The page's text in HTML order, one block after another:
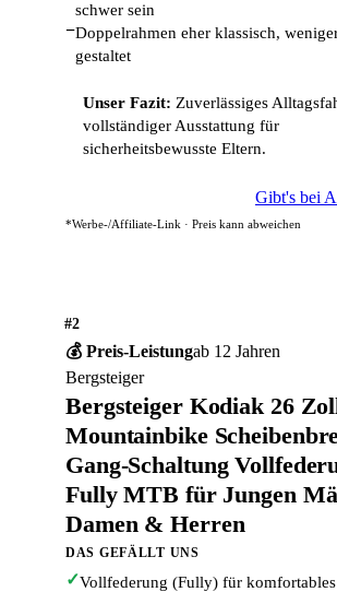
schwer sein
−Doppelrahmen eher klassisch,
gestaltet
Unser Fazit: Zuverlässiges
vollständiger Ausstattung für
sicherheitsbewusste Eltern.
Gibt's bei
*Werbe-/Affiliate-Link · Preis kann abweichen
#2
💰 Preis-Leistungab 12 Jahren
Bergsteiger
Bergsteiger Kodiak 26
Mountainbike
Gang-Schaltung
Fully MTB für Jungen
Damen & Herren
DAS GEFÄLLT UNS
✓Vollfederung (Fully) für